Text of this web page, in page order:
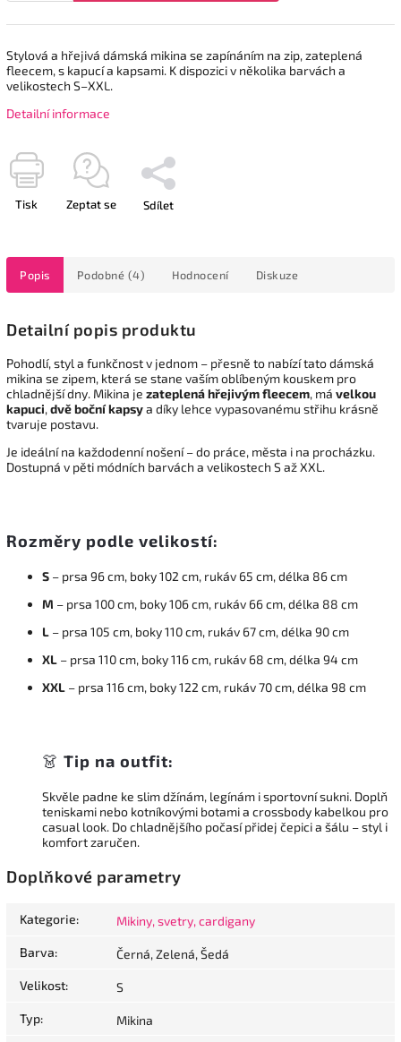
Stylová a hřejivá dámská mikina se zapínáním na zip, zateplená
fleecem, s kapucí a kapsami. K dispozici v několika barvách a
velikostech S–XXL.
Detailní informace
Tisk Zeptat se Sdílet
Popis Podobné (4) Hodnocení Diskuze
Detailní popis produktu
Pohodlí, styl a funkčnost v jednom – přesně to nabízí tato dámská
mikina se zipem, která se stane vaším oblíbeným kouskem pro
chladnější dny. Mikina je zateplená hřejivým fleecem, má velkou
kapuci,dvě boční kapsya díky lehce vypasovanému střihu krásně
tvaruje postavu.
Je ideální na každodenní nošení – do práce, města i na procházku.
Dostupná v pěti módních barvách a velikostech S až XXL.
Rozměry podle velikostí:
S – prsa 96 cm, boky 102 cm, rukáv 65 cm, délka 86 cm
M – prsa 100 cm, boky 106 cm, rukáv 66 cm, délka 88 cm
L – prsa 105 cm, boky 110 cm, rukáv 67 cm, délka 90 cm
XL – prsa 110 cm, boky 116 cm, rukáv 68 cm, délka 94 cm
XXL – prsa 116 cm, boky 122 cm, rukáv 70 cm, délka 98 cm
👗 Tip na outfit:
Skvěle padne ke slim džínám, legínám i sportovní sukni. Doplň
teniskami nebo kotníkovými botami a crossbody kabelkou pro
casual look. Do chladnějšího počasí přidej čepici a šálu – styl i
komfort zaručen.
Doplňkové parametry
Kategorie: Mikiny, svetry, cardigany
Barva: Černá, Zelená, Šedá
Velikost: S
Typ: Mikina